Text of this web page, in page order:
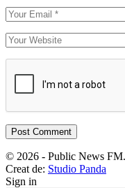
© 2026 - Public News
Creat de: Studio Panda
Sign in